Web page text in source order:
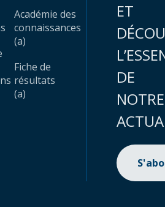
Académie des
connaissances
(a)
Fiche de
résultats
(a)
ET
DE
NOTRE